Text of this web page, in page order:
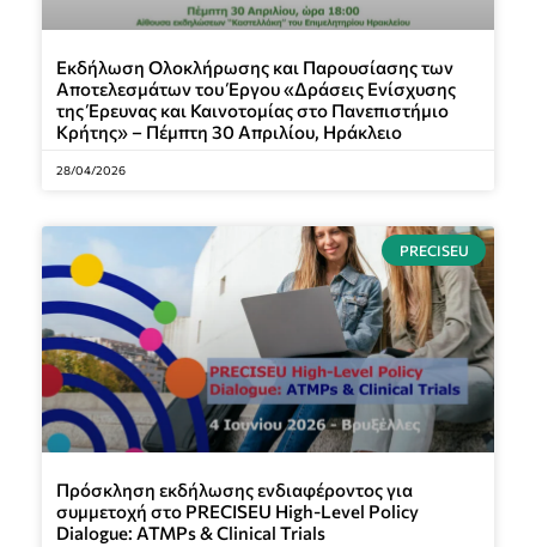
Εκδήλωση Ολοκλήρωσης και Παρουσίασης των
Αποτελεσμάτων του Έργου «Δράσεις Ενίσχυσης
της Έρευνας και Καινοτομίας στο Πανεπιστήμιο
Κρήτης» – Πέμπτη 30 Απριλίου, Ηράκλειο
28/04/2026
PRECISEU
Πρόσκληση εκδήλωσης ενδιαφέροντος για
συμμετοχή στο PRECISEU High-Level Policy
Dialogue: ATMPs & Clinical Trials